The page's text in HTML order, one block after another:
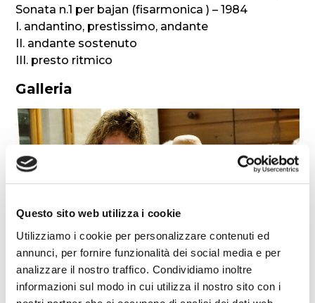
Questo sito web utilizza i cookie
Utilizziamo i cookie per personalizzare contenuti ed
annunci, per fornire funzionalità dei social media e per
analizzare il nostro traffico. Condividiamo inoltre
informazioni sul modo in cui utilizza il nostro sito con i
Sonata n.1 per bajan (fisarmonica ) – 1984
I. andantino, prestissimo, andante
II. andante sostenuto
III. presto ritmico
Galleria